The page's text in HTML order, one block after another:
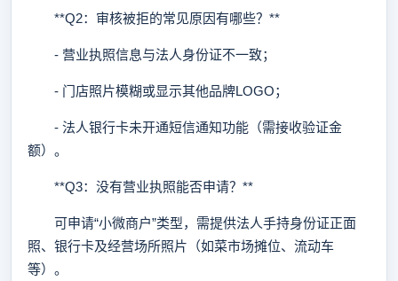
**Q2：审核被拒的常见原因有哪些？**
- 营业执照信息与法人身份证不一致；
- 门店照片模糊或显示其他品牌LOGO；
- 法人银行卡未开通短信通知功能（需接收验证金
额）。
**Q3：没有营业执照能否申请？**
可申请“小微商户”类型，需提供法人手持身份证正面
照、银行卡及经营场所照片（如菜市场摊位、流动车
等）。